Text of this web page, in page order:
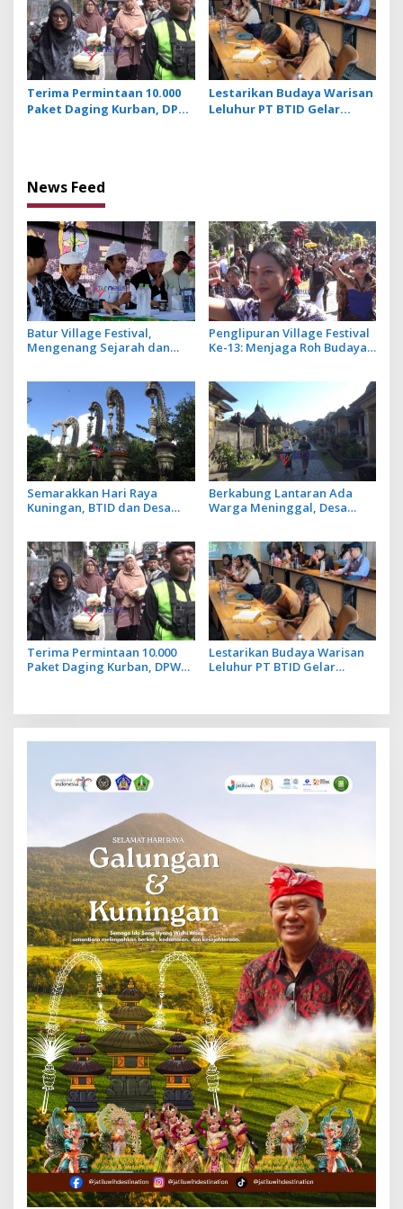
Terima Permintaan 10.000
Paket Daging Kurban, DPW
Lestarikan Budaya Warisan
Leluhur PT BTID Gelar
News Feed
Batur Village Festival,
Mengenang Sejarah dan
Penglipuran Village Festival
Ke-13: Menjaga Roh Budaya
Semarakkan Hari Raya
Kuningan, BTID dan Desa
Berkabung Lantaran Ada
Warga Meninggal, Desa
saat Galungan
Terima Permintaan 10.000
Paket Daging Kurban, DPW
Lestarikan Budaya Warisan
Leluhur PT BTID Gelar